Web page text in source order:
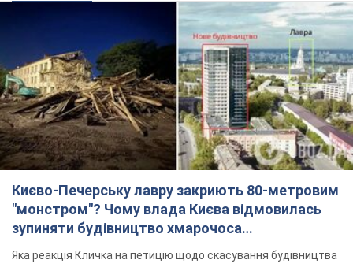
Києво-Печерську лавру закриють 80-метровим
"монстром"? Чому влада Києва відмовилась
зупиняти будівництво хмарочоса
"московського вірянина"
Яка реакція Кличка на петицію щодо скасування будівництва